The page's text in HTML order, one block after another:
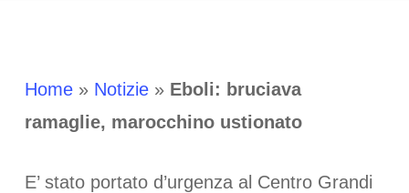
Home» Notizie» Eboli: bruciava
ramaglie, marocchino ustionato
E’ stato portato d’urgenza al Centro Grandi